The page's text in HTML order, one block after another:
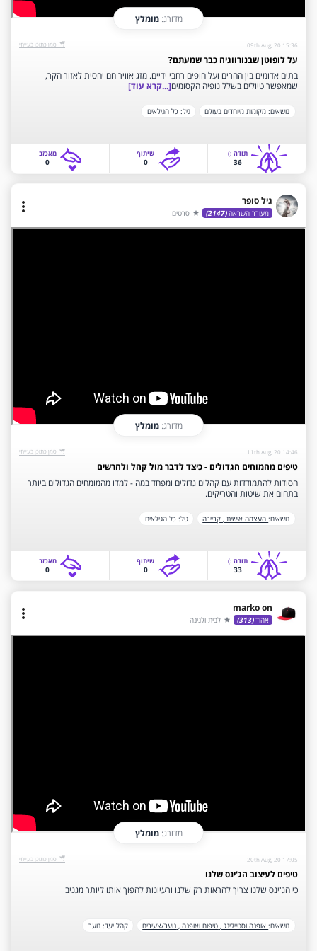
מדורג:מומלץ
09th Aug, 20 15:36 ‫סמן כתוכן בעייתי‬
על לופוטן שבנורווגיה כבר שמעתם?
בתים אדומים בין ההרים ועל חופים רחבי ידיים. מזג אוויר חם יחסית לאזור הקר,
שמאפשר טיולים בשלל נופיה הקסומים[...קרא עוד]
נושאים:מקומות מיוחדים בעולם גיל: כל הגילאים
36
תודה‫ :)‬
0
שיתוף
0
‫מאכזב‬
גיל סופר
מעורר השראה(2147)
star סרטים more_vert
מדורג:מומלץ
11th Aug, 20 14:46 ‫סמן כתוכן בעייתי‬
טיפים מהמוחים הגדולים - כיצד לדבר מול קהל ולהרשים
הסודות להתמודדות עם קהלים גדולים ומפחד במה - למדו מהמומחים הגדולים ביותר
בתחום את שיטות והטריקים.
נושאים:העצמה אישית , קריירה גיל: כל הגילאים
33
תודה‫ :)‬
0
שיתוף
0
‫מאכזב‬
marko on
אהוד(313)
star לבית ולגינה more_vert
מדורג:מומלץ
20th Aug, 20 17:05 ‫סמן כתוכן בעייתי‬
טיפים לעיצוב הג'ינס שלנו
כי הג'ינס שלנו צריך להראות רק שלנו ורעיונות להפוך אותו ליותר מגניב
נושאים:אופנה וסטיילינג , טיפוח ואופנה , נוער/צעירים ‫קהל יעד‬: נוער